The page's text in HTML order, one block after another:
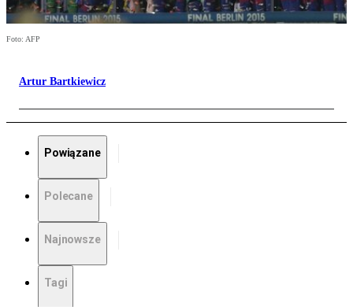
Foto: AFP
Artur Bartkiewicz
Powiązane
Polecane
Najnowsze
Tagi